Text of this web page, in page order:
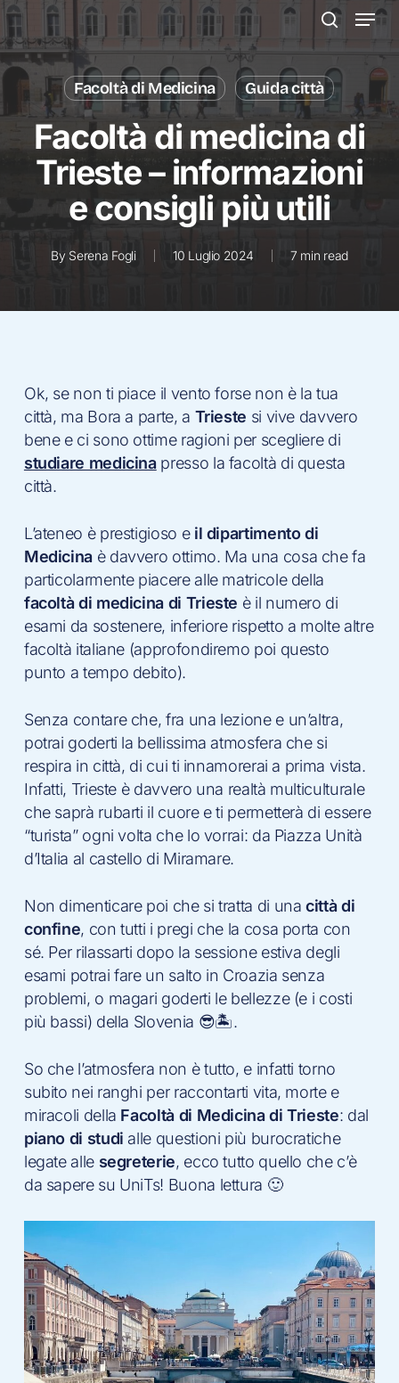
Skip
to
main
content
search
Menu
Facoltà di Medicina Guida città
Facoltà di medicina di
Trieste – informazioni
e consigli più utili
By Serena Fogli 10 Luglio 2024 7 min read
Ok, se non ti piace il vento forse non è la tua
città, ma Bora a parte, a Trieste si vive davvero
bene e ci sono ottime ragioni per scegliere di
studiare medicinapresso la facoltà di questa
città.
L’ateneo è prestigioso e il dipartimento di
Medicina è davvero ottimo. Ma una cosa che fa
particolarmente piacere alle matricole della
facoltà di medicina di Trieste è il numero di
esami da sostenere, inferiore rispetto a molte altre
facoltà italiane (approfondiremo poi questo
punto a tempo debito).
Senza contare che, fra una lezione e un’altra,
potrai goderti la bellissima atmosfera che si
respira in città, di cui ti innamorerai a prima vista.
Infatti, Trieste è davvero una realtà multiculturale
che saprà rubarti il cuore e ti permetterà di essere
“turista” ogni volta che lo vorrai: da Piazza Unità
d’Italia al castello di Miramare.
Non dimenticare poi che si tratta di unacittà di
confine, con tutti i pregi che la cosa porta con
sé. Per rilassarti dopo la sessione estiva degli
esami potrai fare un salto in Croazia senza
problemi, o magari goderti le bellezze (e i costi
più bassi) della Slovenia 😎🏝.
So che l’atmosfera non è tutto, e infatti torno
subito nei ranghi per raccontarti vita, morte e
miracoli della Facoltà di Medicina di Trieste: dal
piano di studi alle questioni più burocratiche
legate allesegreterie, ecco tutto quello che c’è
da sapere su UniTs! Buona lettura 🙂